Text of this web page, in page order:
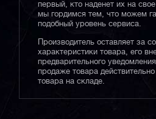
первый, кто наденет их на
мы гордимся тем, что можем
подобный уровень сервиса.
Производитель оставляет за
характеристики товара, его
предварительного
продаже товара
товара на складе.